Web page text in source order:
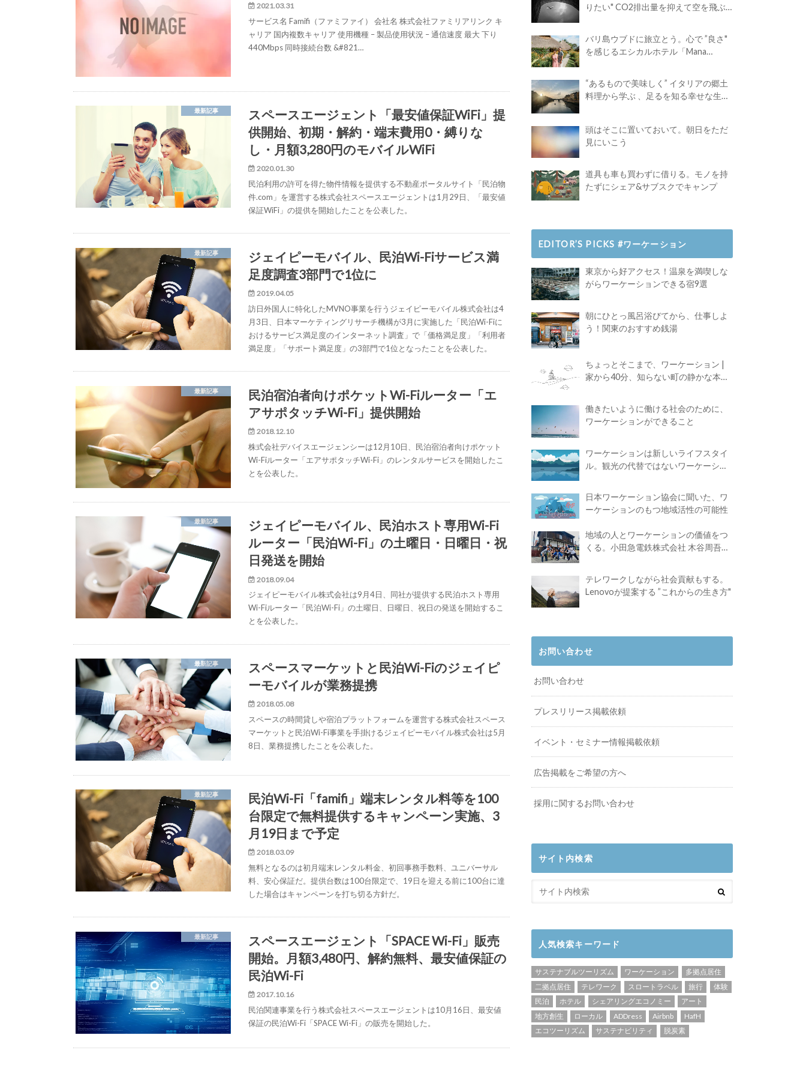
2021.03.31
サービス名 Famifi（ファミファイ） 会社名 株式会社ファミリアリンク キ
ャリア 国内複数キャリア 使用機種 – 製品使用状況 – 通信速度 最大 下り
440Mbps 同時接続台数 &#821…
最新記事
スペースエージェント「最安値保証WiFi」提
供開始、初期・解約・端末費用0・縛りな
し・月額3,280円のモバイルWiFi
2020.01.30
民泊利用の許可を得た物件情報を提供する不動産ポータルサイト「民泊物
件.com」を運営する株式会社スペースエージェントは1月29日、「最安値
保証WiFi」の提供を開始したことを公表した。
最新記事
ジェイピーモバイル、民泊Wi-Fiサービス満
足度調査3部門で1位に
2019.04.05
訪日外国人に特化したMVNO事業を行うジェイピーモバイル株式会社は4
月3日、日本マーケティングリサーチ機構が3月に実施した「民泊Wi-Fiに
おけるサービス満足度のインターネット調査」で「価格満足度」「利用者
満足度」「サポート満足度」の3部門で1位となったことを公表した。
最新記事
民泊宿泊者向けポケットWi-Fiルーター「エ
アサポタッチWi-Fi」提供開始
2018.12.10
株式会社デバイスエージェンシーは12月10日、民泊宿泊者向けポケット
Wi-Fiルーター「エアサポタッチWi-Fi」のレンタルサービスを開始したこ
とを公表した。
最新記事
ジェイピーモバイル、民泊ホスト専用Wi-Fi
ルーター「民泊Wi-Fi」の土曜日・日曜日・祝
日発送を開始
2018.09.04
ジェイピーモバイル株式会社は9月4日、同社が提供する民泊ホスト専用
Wi-Fiルーター「民泊Wi-Fi」の土曜日、日曜日、祝日の発送を開始するこ
とを公表した。
最新記事
スペースマーケットと民泊Wi-Fiのジェイピ
ーモバイルが業務提携
2018.05.08
スペースの時間貸しや宿泊プラットフォームを運営する株式会社スペース
マーケットと民泊Wi-Fi事業を手掛けるジェイピーモバイル株式会社は5月
8日、業務提携したことを公表した。
最新記事
民泊Wi-Fi「famifi」端末レンタル料等を100
台限定で無料提供するキャンペーン実施、3
月19日まで予定
2018.03.09
無料となるのは初月端末レンタル料金、初回事務手数料、ユニバーサル
料、安心保証だ。提供台数は100台限定で、19日を迎える前に100台に達
した場合はキャンペーンを打ち切る方針だ。
最新記事
スペースエージェント「SPACE Wi-Fi」販売
開始。月額3,480円、解約無料、最安値保証の
民泊Wi-Fi
2017.10.16
民泊関連事業を行う株式会社スペースエージェントは10月16日、最安値
保証の民泊Wi-Fi「SPACE Wi-Fi」の販売を開始した。
りたい" CO2排出量を抑えて空を飛ぶ
バリ島ウブドに旅立とう。心で ”良さ"
を感じるエシカルホテル「Mana
“あるもので美味しく” イタリアの郷土
料理から学ぶ 、足るを知る幸せな生き
頭はそこに置いておいて。朝日をただ
見にいこう
道具も車も買わずに借りる。モノを持
たずにシェア&サブスクでキャンプ
EDITOR’S PICKS #ワーケーション
東京から好アクセス！温泉を満喫しな
がらワーケーションできる宿9選
朝にひとっ風呂浴びてから、仕事しよ
う！関東のおすすめ銭湯
ちょっとそこまで、ワーケーション |
家から40分、知らない町の静かな本屋
働きたいように働ける社会のために、
ワーケーションができること
ワーケーションは新しいライフスタイ
ル。観光の代替ではないワーケーショ
日本ワーケーション協会に聞いた、ワ
ーケーションのもつ地域活性の可能性
地域の人とワーケーションの価値をつ
くる。小田急電鉄株式会社 木谷周吾さ
テレワークしながら社会貢献もする。
Lenovoが提案する ”これからの生き方"
お問い合わせ
お問い合わせ
プレスリリース掲載依頼
イベント・セミナー情報掲載依頼
広告掲載をご希望の方へ
採用に関するお問い合わせ
サイト内検索
人気検索キーワード
サステナブルツーリズム ワーケーション
多拠点居住
二拠点居住
テレワーク スロートラベル 旅行
体験
民泊
ホテル シェアリングエコノミー
アート
地方創生
ローカル ADDress Airbnb
HafH
エコツーリズム
サステナビリティ 脱炭素